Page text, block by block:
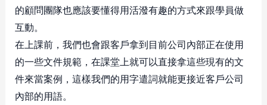
的顧問團隊也應該要懂得用活潑有趣的方式來跟學員做
互動。
在上課前，我們也會跟客戶拿到目前公司內部正在使用
的一些文件規範，在課堂上就可以直接拿這些現有的文
件來當案例，這樣我們的用字遣詞就能更接近客戶公司
內部的用語。